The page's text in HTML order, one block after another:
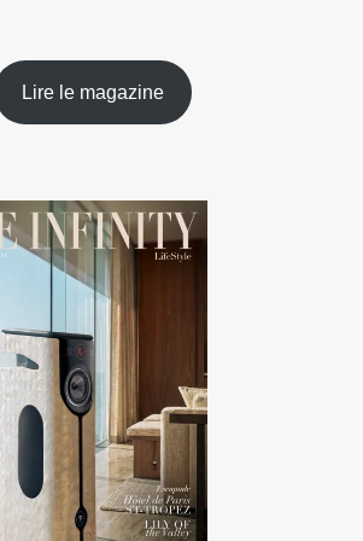
Lire le magazine